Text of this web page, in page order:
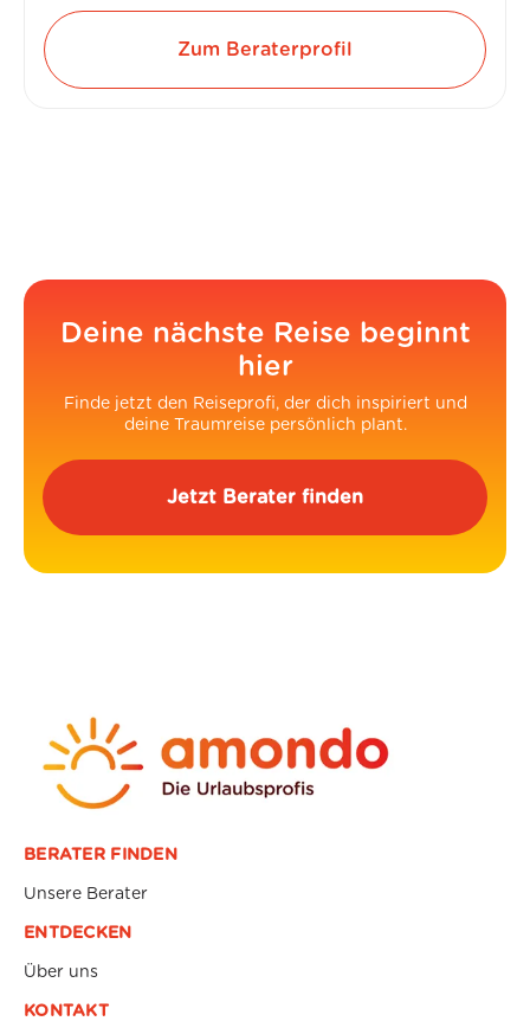
Zum Beraterprofil
Deine nächste Reise beginnt
hier
Finde jetzt den Reiseprofi, der dich inspiriert und
deine Traumreise persönlich plant.
Jetzt Berater finden
BERATER FINDEN
Unsere Berater
ENTDECKEN
Über uns
KONTAKT